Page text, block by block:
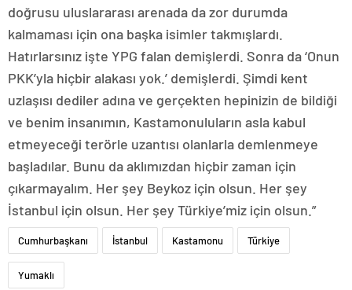
doğrusu uluslararası arenada da zor durumda
kalmaması için ona başka isimler takmışlardı.
Hatırlarsınız işte YPG falan demişlerdi. Sonra da ‘Onun
PKK’yla hiçbir alakası yok.’ demişlerdi. Şimdi kent
uzlaşısı dediler adına ve gerçekten hepinizin de bildiği
ve benim insanımın, Kastamonuluların asla kabul
etmeyeceği terörle uzantısı olanlarla demlenmeye
başladılar. Bunu da aklımızdan hiçbir zaman için
çıkarmayalım. Her şey Beykoz için olsun. Her şey
İstanbul için olsun. Her şey Türkiye’miz için olsun.”
Cumhurbaşkanı İstanbul Kastamonu Türkiye
Yumaklı